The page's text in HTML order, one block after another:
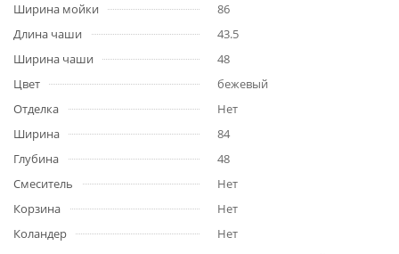
Ширина мойки
86
Длина чаши
43.5
Ширина чаши
48
Цвет
бежевый
Отделка
Нет
Ширина
84
Глубина
48
Смеситель
Нет
Корзина
Нет
Коландер
Нет